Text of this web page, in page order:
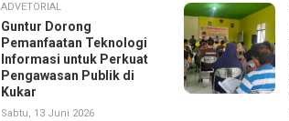
ADVETORIAL
Guntur Dorong
Pemanfaatan Teknologi
Informasi untuk Perkuat
Pengawasan Publik di
Kukar
Sabtu, 13 Juni 2026